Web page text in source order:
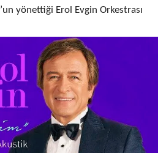
yönettiği Erol Evgin Orkestrası